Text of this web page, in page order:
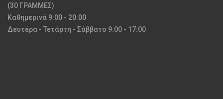
(30 ΓΡΑΜΜΕΣ)
Καθημερινά 9:00 - 20:00
Δευτέρα - Τετάρτη - Σάββατο 9:00 - 17:00